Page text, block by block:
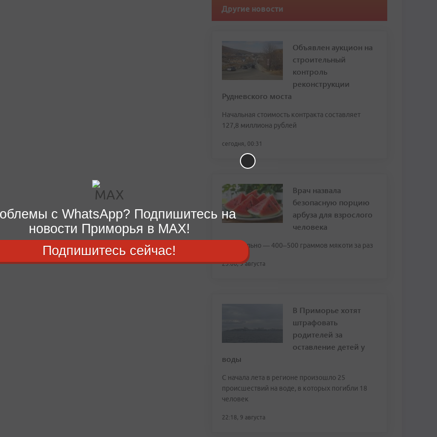
Другие новости
Объявлен аукцион на
строительный
контроль
реконструкции
Рудневского моста
Начальная стоимость контракта составляет
127,8 миллиона рублей
сегодня, 00:31
Врач назвала
безопасную порцию
арбуза для взрослого
человека
Оптимально — 400–500 граммов мякоти за раз
23:06, 9 августа
В Приморье хотят
штрафовать
родителей за
оставление детей у
воды
С начала лета в регионе произошло 25
происшествий на воде, в которых погибли 18
человек
22:18, 9 августа
с WhatsApp? Подпишитесь на
новости Приморья в MAX!
Подпишитесь сейчас!